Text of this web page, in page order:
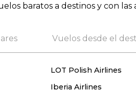
baratos a destinos y con
Vuelos desde el
LOT Polish Airlines
Iberia Airlines